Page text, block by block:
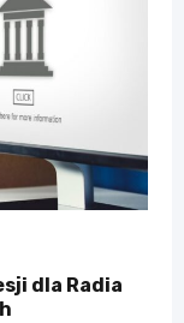
dla Radia